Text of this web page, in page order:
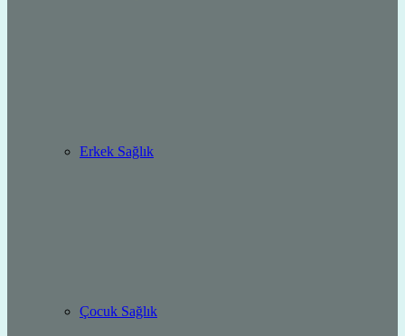
Erkek Sağlık
Çocuk Sağlık